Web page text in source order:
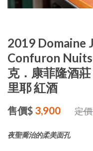
2019 Domaine
Confuron
克．康菲隆酒
里耶 紅酒
售價$ 3,900 定
夜聖喬治的柔美面孔